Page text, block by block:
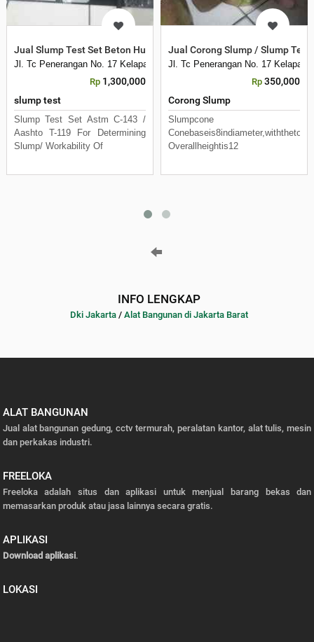
Jual Slump Test Set Beton Hub
Jl. Tc Penerangan No. 17 Kelapa Dua Kebon Jeruk
Rp 1,300,000
slump test
Slump Test Set Astm C-143 /
Aashto T-119 For Determining
Slump/ Workability Of
Jual Corong Slump / Slump Test
Jl. Tc Penerangan No. 17 Kelapa
Rp 350,000
Corong Slump
Slumpcone
Overallheightis12
INFO LENGKAP
Dki Jakarta / Alat Bangunan di Jakarta Barat
ALAT BANGUNAN
Jual alat bangunan gedung, cctv termurah, peralatan kantor, alat tulis, mesin
dan perkakas industri.
FREELOKA
Freeloka adalah situs dan aplikasi untuk menjual barang bekas dan
memasarkan produk atau jasa lainnya secara gratis.
APLIKASI
Download aplikasi.
LOKASI